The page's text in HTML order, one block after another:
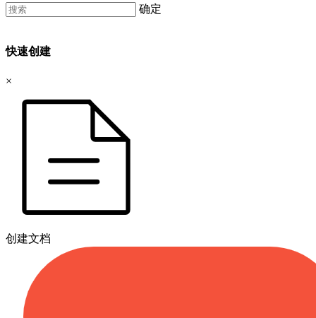
确定
快速创建
×
创建文档